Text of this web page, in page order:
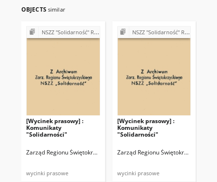
OBJECTS similar
NSZZ "Solidarność" Regionu Świętokrzyskiego - materiały różne
[Wycinek prasowy] :
Komunikaty
"Solidarności"
Zarząd Regionu Świętokrzyskiego NSZZ "Solidarność"
wycinki prasowe
NSZZ "Solidarność" Regionu Świętokrzyskiego - materiały różne
[Wycinek prasowy] :
Komunikaty
"Solidarności"
Zarząd Regionu Świętokrzyskiego
wycinki prasowe